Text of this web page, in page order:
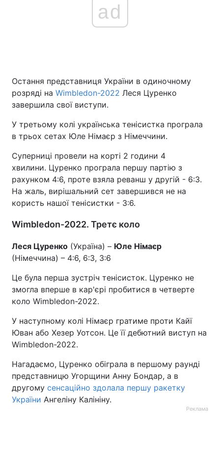
ad
Остання представниця України в одиночному
розряді на Wimbledon-2022 Леся Цуренко
завершила свої виступи.
У третьому колі українська тенісистка програла
в трьох сетах Юле Німаєр з Німеччини.
Суперниці провели на корті 2 години 4
хвилини. Цуренко програла першу партію з
рахунком 4:6, проте взяла реванш у другій - 6:3.
На жаль, вирішальний сет завершився не на
користь нашої тенісистки - 3:6.
Wimbledon-2022. Третє коло
Леся Цуренко (Україна) – Юле Німаєр
(Німеччина) – 4:6, 6:3, 3:6
Це була перша зустріч тенісисток. Цуренко не
змогла вперше в кар'єрі пробитися в четверте
коло Wimbledon-2022.
У наступному колі Німаєр гратиме проти Кайї
Юван або Хезер Уотсон. Це її дебютний виступ на
Wimbledon-2022.
Нагадаємо, Цуренко обіграла в першому раунді
представницю Угорщини Анну Бондар, а в
другому сенсаційно здолала першу ракетку
України Ангеліну Калініну.
Реклама